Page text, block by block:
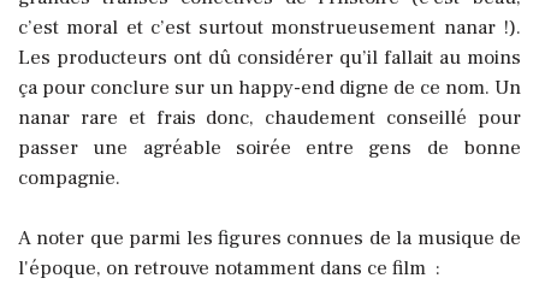
c’est moral et c’est surtout monstrueusement nanar !).
Les producteurs ont dû considérer qu’il fallait au moins
ça pour conclure sur un happy-end digne de ce nom. Un
nanar rare et frais donc, chaudement conseillé pour
passer une agréable soirée entre gens de bonne
compagnie.
A noter que parmi les figures connues de la musique de
l'époque, on retrouve notamment dans ce film :